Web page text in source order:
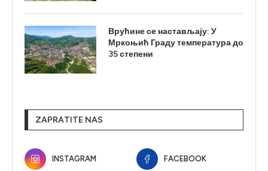
Врућине се настављају: У
Мркоњић Граду температура до
35 степени
ZAPRATITE NAS
INSTAGRAM FACEBOOK